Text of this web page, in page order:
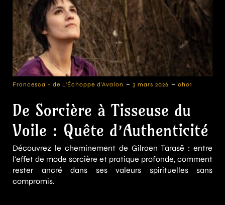
Francesca - de L'Échoppe d'Avalon - 3 mars 2026 - 0h01
De Sorcière à Tisseuse du
Voile : Quête d’Authenticité
Découvrez le cheminement de Gilraen Tarasë : entre
l'effet de mode sorcière et pratique profonde, comment
rester ancré dans ses valeurs spirituelles sans
compromis.